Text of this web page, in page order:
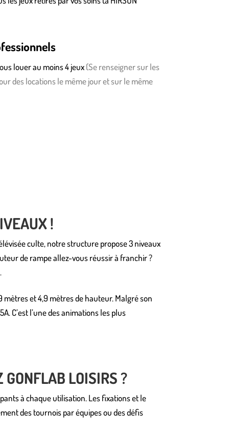
louer au moins 4 jeux(Se renseigner sur les
des locations le même jour et sur le même
!
culte, notre structure propose 3 niveaux
de rampe allez-vous réussir à franchir ?
et 4,9 mètres de hauteur. Malgré son
C’est l’une des animations les plus
LOISIRS ?
à chaque utilisation. Les fixations et le
des tournois par équipes ou des défis